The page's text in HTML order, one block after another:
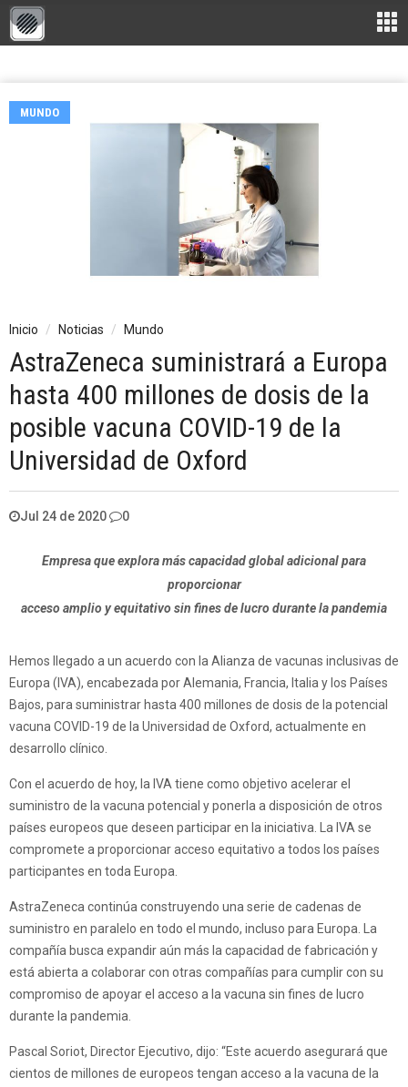
MUNDO
Inicio Noticias Mundo
AstraZeneca suministrará a Europa
hasta 400 millones de dosis de la
posible vacuna COVID-19 de la
Universidad de Oxford
Jul 24 de 2020 0
Empresa que explora más capacidad global adicional para
proporcionar
acceso amplio y equitativo sin fines de lucro durante la pandemia
Hemos llegado a un acuerdo con la Alianza de vacunas inclusivas de
Europa (IVA), encabezada por Alemania, Francia, Italia y los Países
Bajos, para suministrar hasta 400 millones de dosis de la potencial
vacuna COVID-19 de la Universidad de Oxford, actualmente en
desarrollo clínico.
Con el acuerdo de hoy, la IVA tiene como objetivo acelerar el
suministro de la vacuna potencial y ponerla a disposición de otros
países europeos que deseen participar en la iniciativa. La IVA se
compromete a proporcionar acceso equitativo a todos los países
participantes en toda Europa.
AstraZeneca continúa construyendo una serie de cadenas de
suministro en paralelo en todo el mundo, incluso para Europa. La
compañía busca expandir aún más la capacidad de fabricación y
está abierta a colaborar con otras compañías para cumplir con su
compromiso de apoyar el acceso a la vacuna sin fines de lucro
durante la pandemia.
Pascal Soriot, Director Ejecutivo, dijo: “Este acuerdo asegurará que
cientos de millones de europeos tengan acceso a la vacuna de la